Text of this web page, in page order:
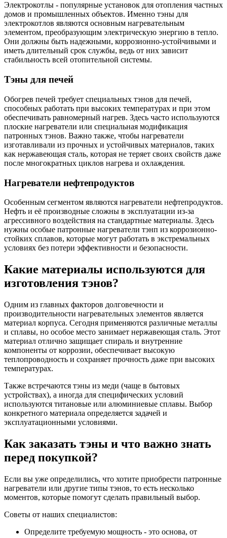
Электрокотлы - популярные установок для отопления частных
домов и промышленных объектов. Именно тэны для
электрокотлов являются основным нагревательным
элементом, преобразующим электрическую энергию в тепло.
Они должны быть надежными, коррозионно-устойчивыми и
иметь длительный срок службы, ведь от них зависит
стабильность всей отопительной системы.
Тэны для печей
Обогрев печей требует специальных тэнов для печей,
способных работать при высоких температурах и при этом
обеспечивать равномерный нагрев. Здесь часто используются
плоские нагреватели или специальная модификация
патронных тэнов. Важно также, чтобы нагреватели
изготавливали из прочных и устойчивых материалов, таких
как нержавеющая сталь, которая не теряет своих свойств даже
после многократных циклов нагрева и охлаждения.
Нагреватели нефтепродуктов
Особенным сегментом являются нагреватели нефтепродуктов.
Нефть и её производные сложны в эксплуатации из-за
агрессивного воздействия на стандартные материалы. Здесь
нужны особые патронные нагреватели тэнп из коррозионно-
стойких сплавов, которые могут работать в экстремальных
условиях без потери эффективности и безопасности.
Какие материалы используются для
изготовления тэнов?
Одним из главных факторов долговечности и
производительности нагревательных элементов является
материал корпуса. Сегодня применяются различные металлы
и сплавы, но особое место занимает нержавеющая сталь. Этот
материал отлично защищает спираль и внутренние
компоненты от коррозии, обеспечивает высокую
теплопроводность и сохраняет прочность даже при высоких
температурах.
Также встречаются тэны из меди (чаще в бытовых
устройствах), а иногда для специфических условий
используются титановые или алюминиевые сплавы. Выбор
конкретного материала определяется задачей и
эксплуатационными условиями.
Как заказать тэны и что важно знать
перед покупкой?
Если вы уже определились, что хотите приобрести патронные
нагреватели или другие типы тэнов, то есть несколько
моментов, которые помогут сделать правильный выбор.
Советы от наших специалистов:
Определите требуемую мощность - это основа, от